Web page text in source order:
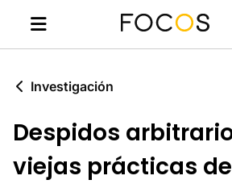
Investigación
Despidos
viejas prácticas